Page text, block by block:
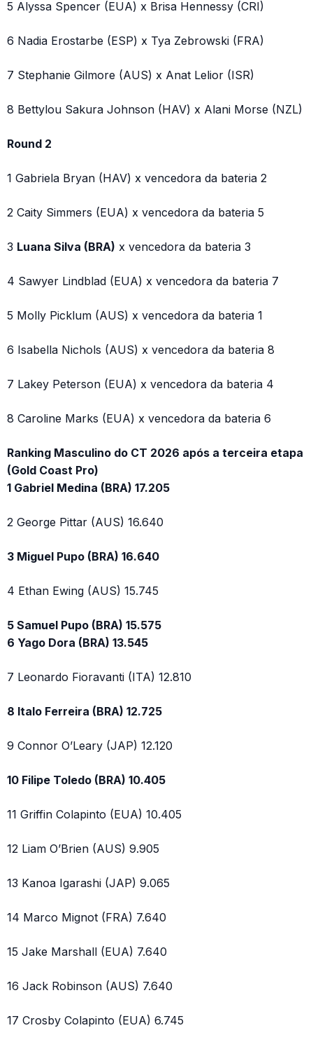
5 Alyssa Spencer (EUA) x Brisa Hennessy (CRI)
6 Nadia Erostarbe (ESP) x Tya Zebrowski (FRA)
7 Stephanie Gilmore (AUS) x Anat Lelior (ISR)
8 Bettylou Sakura Johnson (HAV) x Alani Morse (NZL)
Round 2
1 Gabriela Bryan (HAV) x vencedora da bateria 2
2 Caity Simmers (EUA) x vencedora da bateria 5
3 Luana Silva (BRA) x vencedora da bateria 3
4 Sawyer Lindblad (EUA) x vencedora da bateria 7
5 Molly Picklum (AUS) x vencedora da bateria 1
6 Isabella Nichols (AUS) x vencedora da bateria 8
7 Lakey Peterson (EUA) x vencedora da bateria 4
8 Caroline Marks (EUA) x vencedora da bateria 6
Ranking Masculino do CT 2026 após a terceira etapa
(Gold Coast Pro)
1 Gabriel Medina (BRA) 17.205
2 George Pittar (AUS) 16.640
3 Miguel Pupo (BRA) 16.640
4 Ethan Ewing (AUS) 15.745
5 Samuel Pupo (BRA) 15.575
6 Yago Dora (BRA) 13.545
7 Leonardo Fioravanti (ITA) 12.810
8 Italo Ferreira (BRA) 12.725
9 Connor O’Leary (JAP) 12.120
10 Filipe Toledo (BRA) 10.405
11 Griffin Colapinto (EUA) 10.405
12 Liam O’Brien (AUS) 9.905
13 Kanoa Igarashi (JAP) 9.065
14 Marco Mignot (FRA) 7.640
15 Jake Marshall (EUA) 7.640
16 Jack Robinson (AUS) 7.640
17 Crosby Colapinto (EUA) 6.745